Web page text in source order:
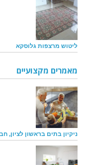
ליטוש מרצפות גלוסקא
מאמרים מקצועיים
ניקיון בתים בראשון לציון,